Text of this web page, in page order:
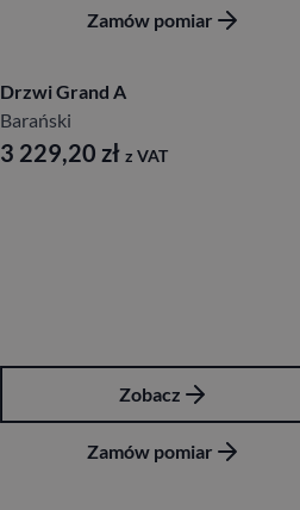
Zamów pomiar
Drzwi Grand A
Barański
3 229,20 zł z VAT
Zobacz
Zamów pomiar